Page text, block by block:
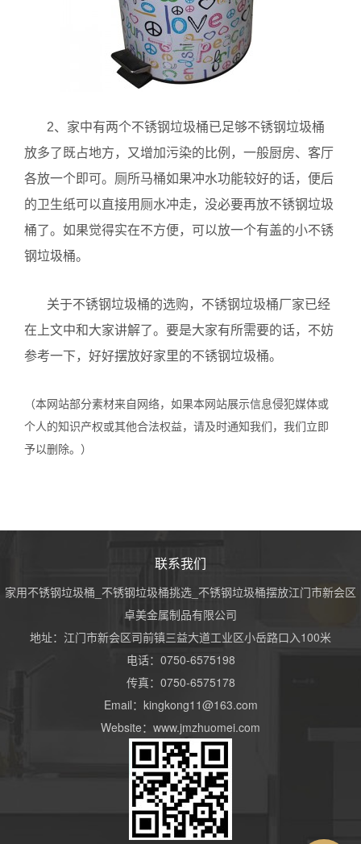
2、家中有两个不锈钢垃圾桶已足够不锈钢垃圾桶
放多了既占地方，又增加污染的比例，一般厨房、客厅
各放一个即可。厕所马桶如果冲水功能较好的话，便后
的卫生纸可以直接用厕水冲走，没必要再放不锈钢垃圾
桶了。如果觉得实在不方便，可以放一个有盖的小不锈
钢垃圾桶。
关于不锈钢垃圾桶的选购，不锈钢垃圾桶厂家已经
在上文中和大家讲解了。要是大家有所需要的话，不妨
参考一下，好好摆放好家里的不锈钢垃圾桶。
（本网站部分素材来自网络，如果本网站展示信息侵犯媒体或
个人的知识产权或其他合法权益，请及时通知我们，我们立即
予以删除。）
联系我们
​家用不锈钢垃圾桶_不锈钢垃圾桶挑选_不锈钢垃圾桶摆放江门市新会区
卓美金属制品有限公司
地址：江门市新会区司前镇三益大道工业区小岳路口入100米
电话：0750-6575198
传真：0750-6575178
Email：kingkong11@163.com
Website：www.jmzhuomei.com